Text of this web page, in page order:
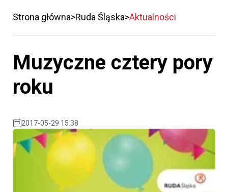
Strona główna Ruda Śląska Aktualności
Muzyczne cztery pory
roku
2017-05-29 15:38